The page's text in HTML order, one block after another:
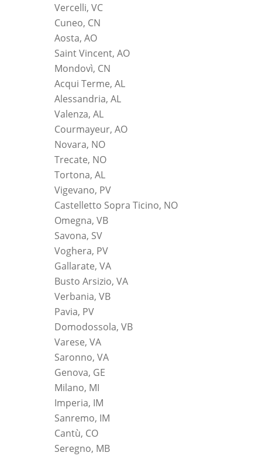
Vercelli, VC
Cuneo, CN
Aosta, AO
Saint Vincent, AO
Mondovì, CN
Acqui Terme, AL
Alessandria, AL
Valenza, AL
Courmayeur, AO
Novara, NO
Trecate, NO
Tortona, AL
Vigevano, PV
Castelletto Sopra Ticino, NO
Omegna, VB
Savona, SV
Voghera, PV
Gallarate, VA
Busto Arsizio, VA
Verbania, VB
Pavia, PV
Domodossola, VB
Varese, VA
Saronno, VA
Genova, GE
Milano, MI
Imperia, IM
Sanremo, IM
Cantù, CO
Seregno, MB